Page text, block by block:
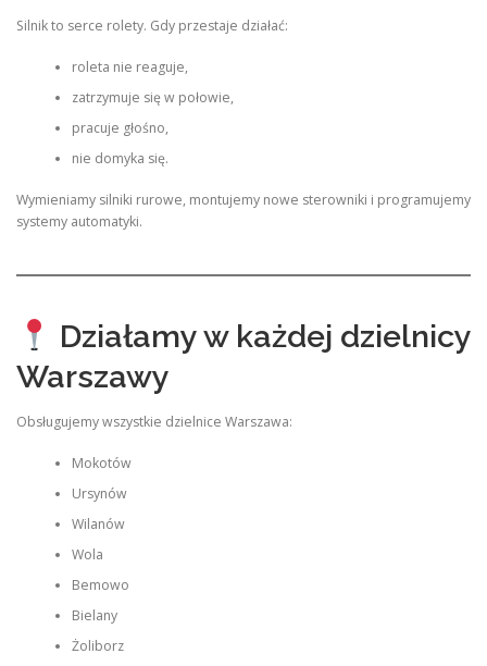
Silnik to serce rolety. Gdy przestaje działać:
roleta nie reaguje,
zatrzymuje się w połowie,
pracuje głośno,
nie domyka się.
Wymieniamy silniki rurowe, montujemy nowe sterowniki i programujemy
systemy automatyki.
Działamy w każdej dzielnicy
Warszawy
Obsługujemy wszystkie dzielnice Warszawa:
Mokotów
Ursynów
Wilanów
Wola
Bemowo
Bielany
Żoliborz